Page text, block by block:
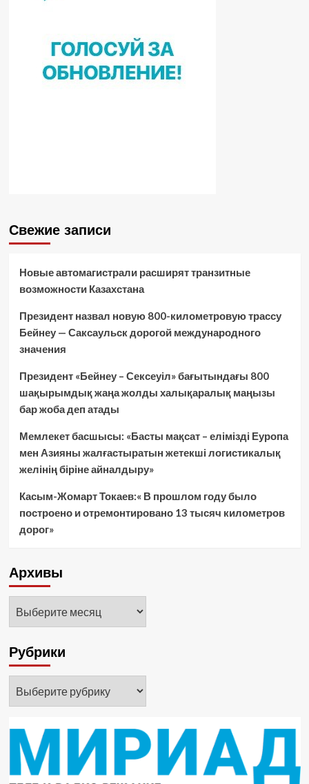
Свежие записи
Новые автомагистрали расширят транзитные
возможности Казахстана
Президент назвал новую 800-километровую трассу
Бейнеу — Саксаульск дорогой международного
значения
Президент «Бейнеу – Сексеуіл» бағытындағы 800
шақырымдық жаңа жолды халықаралық маңызы
бар жоба деп атады
Мемлекет басшысы: «Басты мақсат – елімізді Еуропа
мен Азияны жалғастыратын жетекші логистикалық
желінің біріне айналдыру»
Касым-Жомарт Токаев:« В прошлом году было
построено и отремонтировано 13 тысяч километров
дорог»
Архивы
Рубрики